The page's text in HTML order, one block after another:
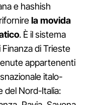
e hashish
la movida
. È il sistema
di Trieste
appartenenti
italo-
del Nord-Italia: